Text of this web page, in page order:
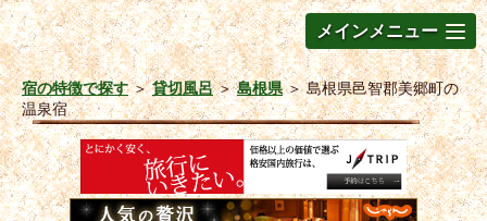
メインメニュー
宿の特徴で探す＞貸切風呂＞島根県＞島根県邑智郡美郷町の
温泉宿